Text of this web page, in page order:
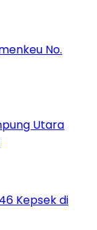
No.
Utara
Kepsek di